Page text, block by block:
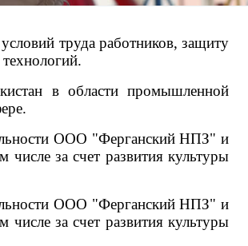
труда работников, защиту
в области промышленной
ООО "Ферганский НПЗ" и
за счет развития культуры
ООО "Ферганский НПЗ" и
за счет развития культуры